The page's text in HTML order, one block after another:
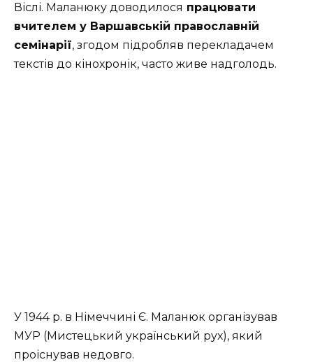
Віслі. Маланюку доводилося працювати
вчителем у Варшавській православній
семінарії, згодом підробляв перекладачем
текстів до кінохронік, часто живе надголодь.
У 1944 р. в Німеччині Є. Маланюк організував
МУР (Мистецький український рух), який
проіснував недовго.